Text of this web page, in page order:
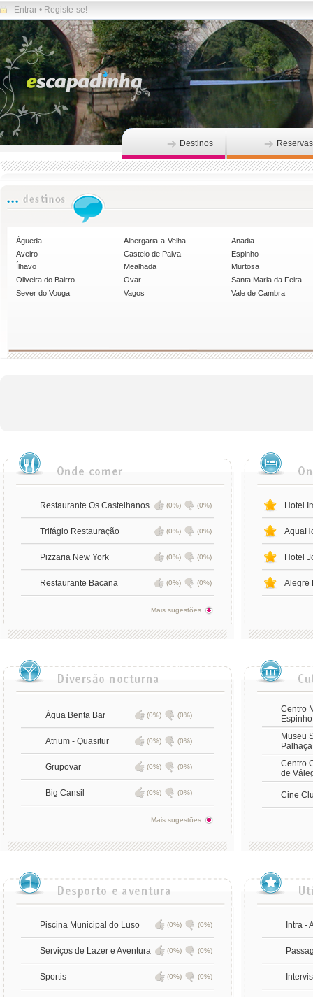
Entrar • Registe-se!
Destinos Reservas
Águeda Albergaria-a-Velha
Anadia
Aveiro
Castelo de Paiva
Espinho
Ílhavo
Mealhada
Murtosa
Oliveira do Bairro
Ovar
Santa Maria da Feira
Sever do Vouga
Vagos Vale de Cambra
Restaurante Os Castelhanos (0%) (0%)
Trifágio Restauração (0%) (0%)
Pizzaria New York (0%) (0%)
Restaurante Bacana (0%) (0%)
Mais sugestões
Hotel
Hotel
Alegre
Água Benta Bar (0%) (0%)
Atrium - Quasitur (0%) (0%)
Grupovar (0%) (0%)
Big Cansil (0%) (0%)
Mais sugestões
Centro
Espinho
Museu
Palhaça
Centro
de
Cine
Piscina Municipal do Luso (0%) (0%)
Serviços de Lazer e Aventura (0%) (0%)
Sportis (0%) (0%)
Intra -